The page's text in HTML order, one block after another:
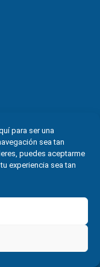
para ser una
sea tan
puedes aceptarme
experiencia sea tan